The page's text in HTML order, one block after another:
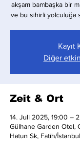
akşam bambaşka bir
ve bu sihirli yolculuğa
Kayıt
Diğer
Zeit & Ort
14. Juli 2025, 19:00 –
Gülhane Garden Otel,
Hatun Sk, Fatih/